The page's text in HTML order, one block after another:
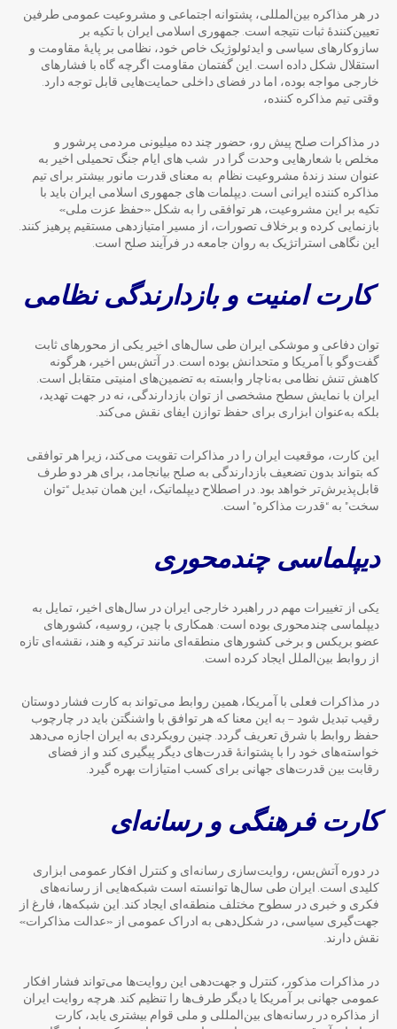
در هر مذاکره بین‌المللی، پشتوانه اجتماعی و مشروعیت عمومی طرفین
تعیین‌کنندهٔ ثبات نتیجه است. جمهوری اسلامی ایران با تکیه بر
سازوکارهای سیاسی و ایدئولوژیک خاص خود، نظامی بر پایهٔ مقاومت و
استقلال شکل داده است. این گفتمان مقاومت اگرچه گاه با فشارهای
خارجی مواجه بوده، اما در فضای داخلی حمایت‌هایی قابل توجه دارد.
وقتی تیم مذاکره کننده،
در مذاکرات صلح پیش رو، حضور چند ده میلیونی مردمی پرشور و
مخلص با شعارهایی وحدت گرا در شب های ایام جنگ تحمیلی اخیر به
عنوان سند زندۀ مشروعیت نظام به معنای قدرت مانور بیشتر برای تیم
مذاکره کننده ایرانی است. دیپلمات های جمهوری اسلامی ایران باید با
تکیه بر این مشروعیت، هر توافقی را به شکل «حفظ عزت ملی»
بازنمایی کرده و برخلاف تصورات، از مسیر امتیازدهی مستقیم پرهیز کنند.
این نگاهی استراتژیک به روان جامعه در فرآیند صلح است.
کارت امنیت و بازدارندگی نظامی
توان دفاعی و موشکی ایران طی سال‌های اخیر یکی از محورهای ثابت
گفت‌وگو با آمریکا و متحدانش بوده است. در آتش‌بس اخیر، هرگونه
کاهش تنش نظامی به‌ناچار وابسته به تضمین‌های امنیتی متقابل است.
ایران با نمایش سطح مشخصی از توان بازدارندگی، نه در جهت تهدید،
بلکه به‌عنوان ابزاری برای حفظ توازن ایفای نقش می‌کند.
این کارت، موقعیت ایران را در مذاکرات تقویت می‌کند، زیرا هر توافقی
که بتواند بدون تضعیف بازدارندگی به صلح بیانجامد، برای هر دو طرف
قابل‌پذیرش‌تر خواهد بود. در اصطلاح دیپلماتیک، این همان تبدیل “توان
سخت” به “قدرت مذاکره” است.
دیپلماسی چندمحوری
یکی از تغییرات مهم در راهبرد خارجی ایران در سال‌های اخیر، تمایل به
دیپلماسی چندمحوری بوده است: همکاری با چین، روسیه، کشورهای
عضو بریکس و برخی کشورهای منطقه‌ای مانند ترکیه و هند، نقشه‌ای تازه
از روابط بین‌الملل ایجاد کرده است.
در مذاکرات فعلی با آمریکا، همین روابط می‌تواند به کارت فشار دوستان
رقیب تبدیل شود — به این معنا که هر توافق با واشنگتن باید در چارچوب
حفظ روابط با شرق تعریف گردد. چنین رویکردی به ایران اجازه می‌دهد
خواسته‌های خود را با پشتوانهٔ قدرت‌های دیگر پیگیری کند و از فضای
رقابت بین قدرت‌های جهانی برای کسب امتیازات بهره گیرد.
کارت فرهنگی و رسانه‌ای
در دوره آتش‌بس، روایت‌سازی رسانه‌ای و کنترل افکار عمومی ابزاری
کلیدی است. ایران طی سال‌ها توانسته است شبکه‌هایی از رسانه‌های
فکری و خبری در سطوح مختلف منطقه‌ای ایجاد کند. این شبکه‌ها، فارغ از
جهت‌گیری سیاسی، در شکل‌دهی به ادراک عمومی از «عدالت مذاکرات»
نقش دارند.
در مذاکرات مذکور، کنترل و جهت‌دهی این روایت‌ها می‌تواند فشار افکار
عمومی جهانی بر آمریکا یا دیگر طرف‌ها را تنظیم کند. هرچه روایت ایران
از مذاکره در رسانه‌های بین‌المللی و ملی قوام بیشتری یابد، کارت